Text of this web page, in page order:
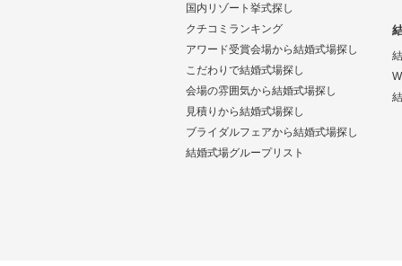
国内リゾート挙式探し
クチコミランキング
アワード受賞会場から結婚式場探し
こだわりで結婚式場探し
会場の雰囲気から結婚式場探し
見積りから結婚式場探し
ブライダルフェアから結婚式場探し
結婚式場グループリスト